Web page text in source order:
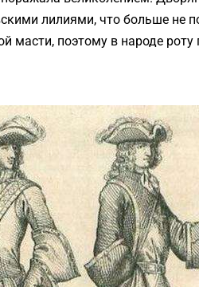
лилиями, что больше не
масти, поэтому в народе